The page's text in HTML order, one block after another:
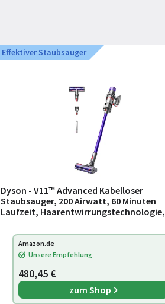
Effektiver Staubsauger
Dyson - V11™ Advanced Kabelloser
Staubsauger, 200 Airwatt, 60 Minuten
Laufzeit, Haarentwirrungstechnologie,
(Nickel/Violett)
Amazon.de
Unsere Empfehlung
480,45 €
zum Shop